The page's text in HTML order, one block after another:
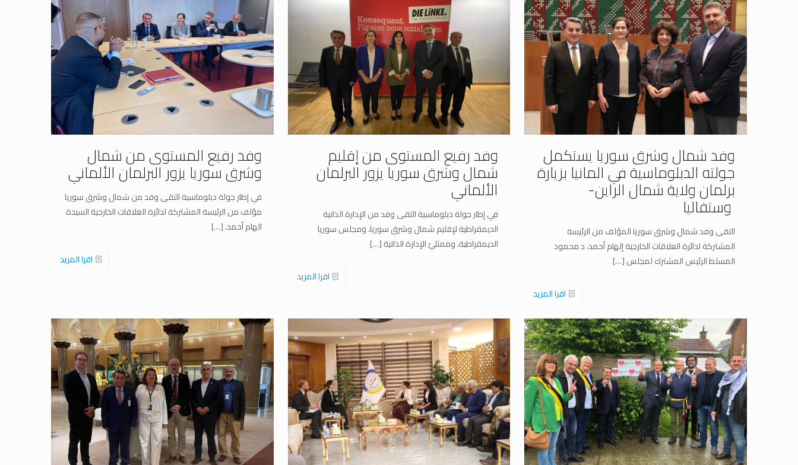
وفد شمال وشرق سوريا يستكمل
جولته الدبلوماسية في المانيا بزيارة
برلمان ولاية شمال الراين-
وستفاليا
التقى وفد شمال وشرق سوريا المؤلف من الرئيسة
المشتركة لدائرة العلاقات الخارجية إلهام أحمد، د محمود
المسلط الرئيس المشترك لمجلس[…]
اقرا المزيد
وفد رفيع المستوى من إقليم
شمال وشرق سوريا يزور البرلمان
الألماني
في إطار جولة دبلوماسية التقى وفد من الإدارة الذاتية
الديمقراطية لإقليم شمال وشرق سوريا، ومجلس سوريا
الديمقراطية، وممثليّ الإدارة الذاتية[…]
اقرا المزيد
وفد رفيع المستوى من شمال
وشرق سوريا يزور البرلمان الألماني
في إطار جولة دبلوماسية التقى وفد من شمال وشرق سوريا
مؤلف من الرئيسة المشتركة لدائرة العلاقات الخارجية السيدة
الهام أحمد،[…]
اقرا المزيد